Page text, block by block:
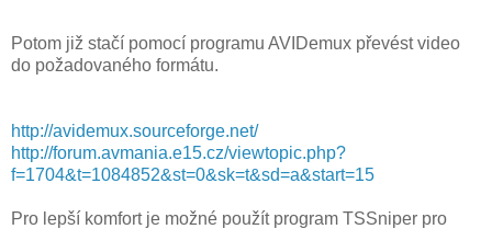
Potom již stačí pomocí programu AVIDemux převést video
do požadovaného formátu.
http://avidemux.sourceforge.net/
http://forum.avmania.e15.cz/viewtopic.php?
f=1704&t=1084852&st=0&sk=t&sd=a&start=15
Pro lepší komfort je možné použít program TSSniper pro